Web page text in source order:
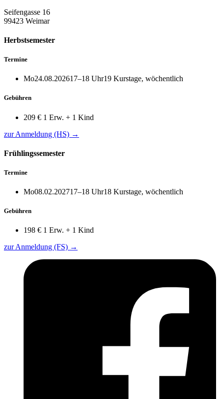
Seifengasse 16
99423 Weimar
Herbstsemester
Termine
Mo24.08.202617–18 Uhr19 Kurstage, wöchentlich
Gebühren
209 € 1 Erw. + 1 Kind
zur Anmeldung (HS) →
Frühlingssemester
Termine
Mo08.02.202717–18 Uhr18 Kurstage, wöchentlich
Gebühren
198 € 1 Erw. + 1 Kind
zur Anmeldung (FS) →